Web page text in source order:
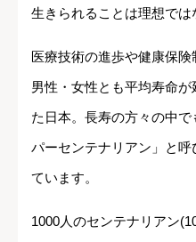
生きられることは理想では
医療技術の進歩や健康保
男性・女性とも平均寿命
た日本。長寿の方々の中
パーセンテナリアン」と
ています。
1000人のセンテナリアン